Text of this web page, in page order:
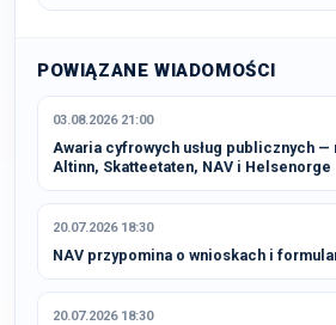
POWIĄZANE WIADOMOŚCI
03.08.2026 21:00
Awaria cyfrowych usług publicznych —
Altinn, Skatteetaten, NAV i Helsenorge
20.07.2026 18:30
NAV przypomina o wnioskach i
20.07.2026 18:30